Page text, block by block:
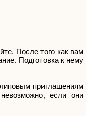
После того как вам
Подготовка к нему
приглашениям
если они